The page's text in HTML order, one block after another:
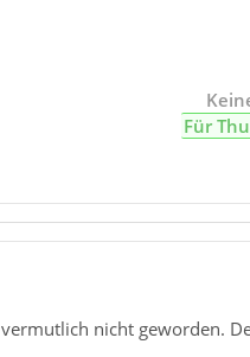
Für
nicht geworden.